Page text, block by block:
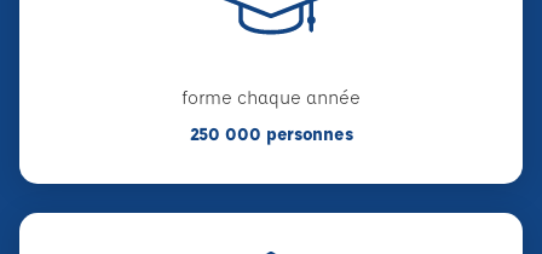
forme chaque année
250 000 personnes